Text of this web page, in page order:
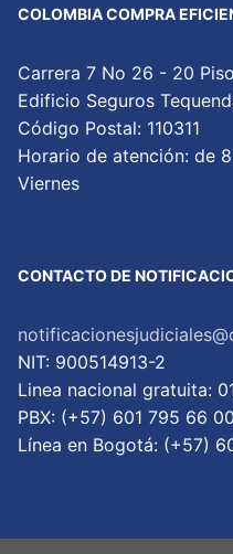
COLOMBIA COMPRA
Carrera 7 No 26 - 20
Edificio Seguros
Código Postal: 110311
Horario de atención: de
Viernes
CONTACTO DE
NIT: 900514913-2
Linea nacional gratuita:
PBX: (+57) 601 795 66 00
Lí­nea en Bogotá: (+57)